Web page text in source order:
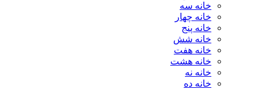
خانه سه
خانه چهار
خانه پنج
خانه شش
خانه هفت
خانه هشت
خانه نه
خانه ده